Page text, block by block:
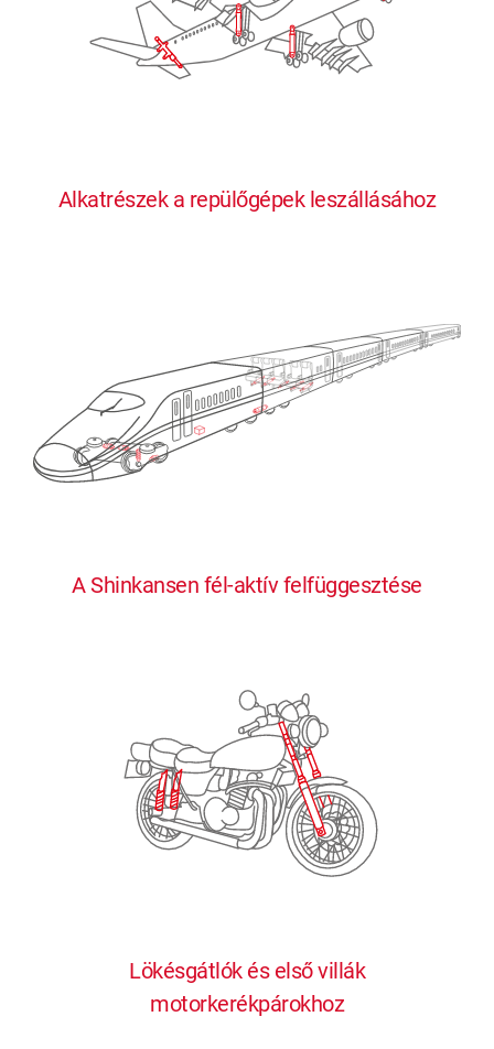
Alkatrészek a repülőgépek leszállásához
A Shinkansen fél-aktív felfüggesztése
Lökésgátlók és első villák
motorkerékpárokhoz
0 1
2
0
3
4
6
7
0
2
3
4
6
7
0
2
3
4
6
7
0
2
3
4
6
7
0
3
4
6